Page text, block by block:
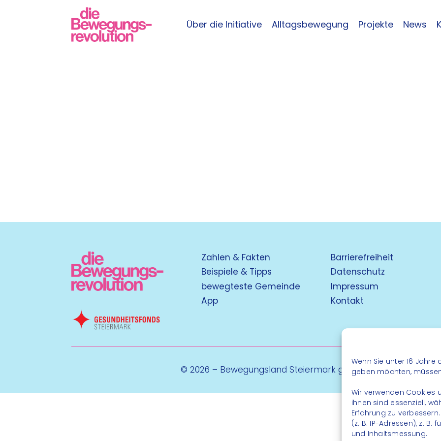
Wenn Sie unter 16
geben möchten,
Wir verwenden Cookies
ihnen sind essenziell,
Erfahrung zu
(z. B. IP-Adressen), z.
und Inhaltsmessung.
Über die Initiative Alltagsbewegung Projekte News
Zahlen & Fakten
Beispiele & Tipps
bewegteste Gemeinde
App
Barrierefreiheit
Datenschutz
Impressum
Kontakt
© 2026 – Bewegungsland Steiermark gGmbH - Alle Rechte